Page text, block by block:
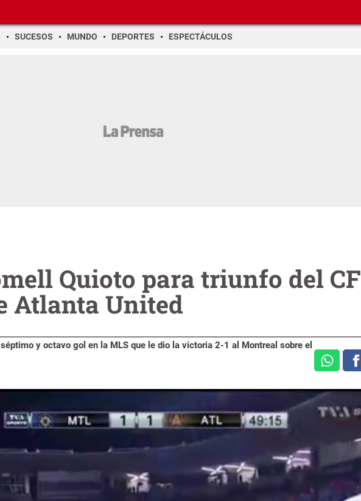
SUCESOS MUNDO DEPORTES ESPECTÁCULOS
Quioto para triunfo del CF
Atlanta United
y octavo gol en la MLS que le dio la victoria 2-1 al Montreal sobre el